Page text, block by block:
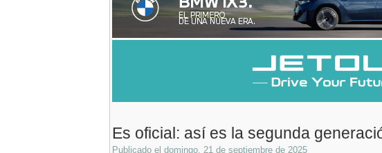
Es oficial: así es la segunda
Publicado el domingo, 21 de septiembre de 2025